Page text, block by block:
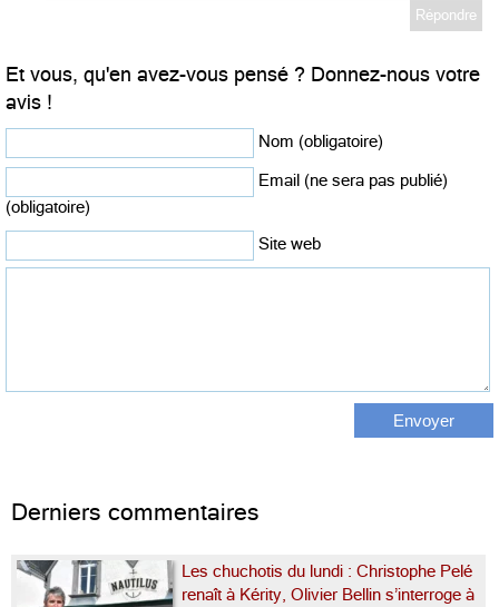
Répondre
Et vous, qu'en avez-vous pensé ? Donnez-nous votre
avis !
Nom (obligatoire)
Email (ne sera pas publié)
(obligatoire)
Site web
Derniers commentaires
Les chuchotis du lundi : Christophe Pelé
renaît à Kérity, Olivier Bellin s’interroge à